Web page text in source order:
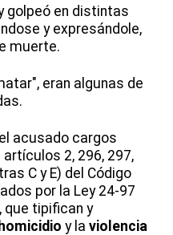
golpeó en distintas
y expresándole,
muerte.
eran algunas de
acusado cargos
2, 296, 297,
C y E) del Código
por la Ley 24-97
que tipifican y
y la violencia